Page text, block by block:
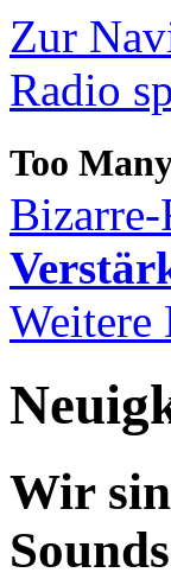
Zur
Radio
Weitere
Wir